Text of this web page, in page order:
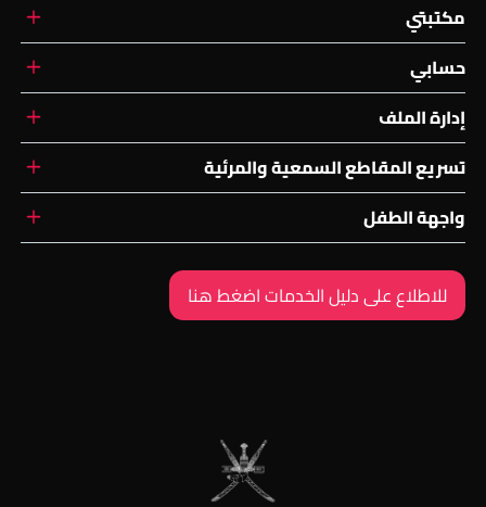
مكتبتي
حسابي
إدارة الملف
تسريع المقاطع السمعية والمرئية
واجهة الطفل
للاطلاع على دليل الخدمات اضغط هنا